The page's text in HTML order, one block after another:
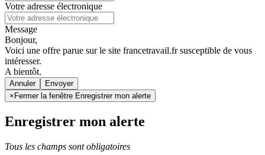
Votre adresse électronique
Message
Bonjour,
Voici une offre parue sur le site francetravail.fr susceptible de vous
intéresser.
A bientôt.
Annuler
×Fermer la fenêtre Enregistrer mon alerte
Enregistrer mon alerte
Tous les champs sont obligatoires